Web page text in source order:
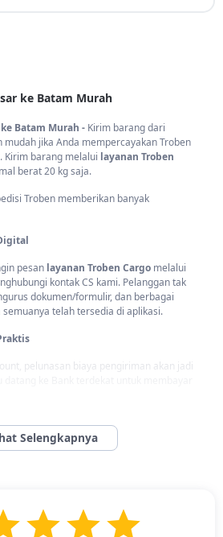
ke Batam Murah
Batam Murah - Kirim barang dari
mudah jika Anda mempercayakan Troben
Kirim barang melalui layanan Troben
berat 20 kg saja.
Troben memberikan banyak
pesan layanan Troben Cargo melalui
kontak CS kami. Pelanggan tak
dokumen/formulir, dan berbagai
telah tersedia di aplikasi.
pelunasan biaya pengiriman akan jadi
berikan kepada Anda untuk pengiriman
rute pengiriman, misal dari Makassar
dari aplikasi Troben atau
Barang dari Makassar ke
di Kepulauan Riau?